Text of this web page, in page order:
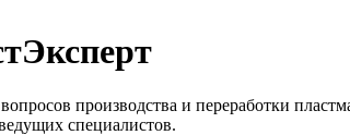
производства и переработки
специалистов.